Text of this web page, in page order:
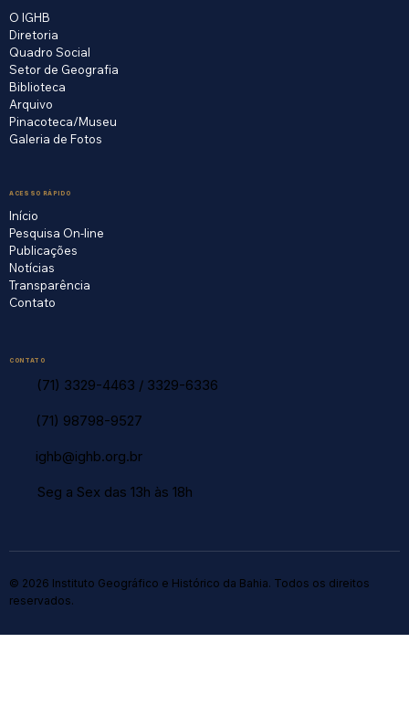
O IGHB
Diretoria
Quadro Social
Setor de Geografia
Biblioteca
Arquivo
Pinacoteca/Museu
Galeria de Fotos
ACESSO RÁPIDO
Início
Pesquisa On-line
Publicações
Notícias
Transparência
Contato
CONTATO
(71) 3329-4463 / 3329-6336
(71) 98798-9527
ighb@ighb.org.br
Seg a Sex das 13h às 18h
© 2026 Instituto Geográfico e Histórico da Bahia. Todos os direitos
reservados.